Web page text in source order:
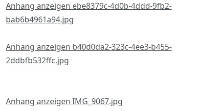
Anhang anzeigen ebe8379c-4d0b-4ddd-9fb2-
bab6b4961a94.jpg
Anhang anzeigen b40d0da2-323c-4ee3-b455-
2ddbfb532ffc.jpg
Anhang anzeigen IMG_9067.jpg